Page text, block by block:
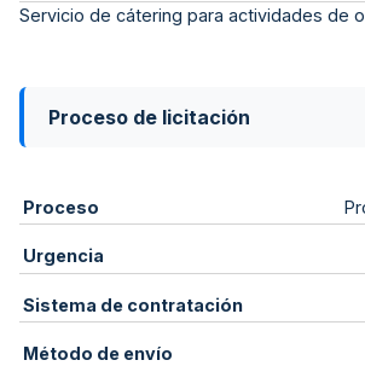
Servicio de cátering para actividades de
Proceso de licitación
Proceso
Urgencia
Sistema de contratación
Método de envío